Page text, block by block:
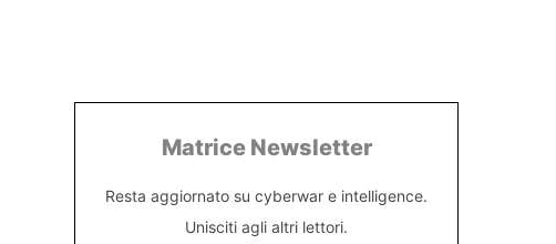
Matrice Newsletter
Resta aggiornato su cyberwar e intelligence.
Unisciti agli altri lettori.